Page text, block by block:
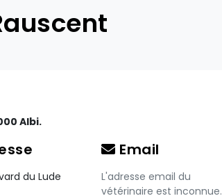
Albi.
du Lude
Email
L'adresse email du
vétérinaire est inconnue.